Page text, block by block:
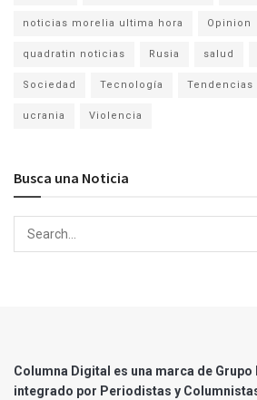
noticias morelia ultima hora Opinion
quadratin noticias Rusia salud
Sociedad Tecnología Tendencias
ucrania Violencia
Busca una Noticia
Columna Digital es una marca de
integrado por Periodistas y